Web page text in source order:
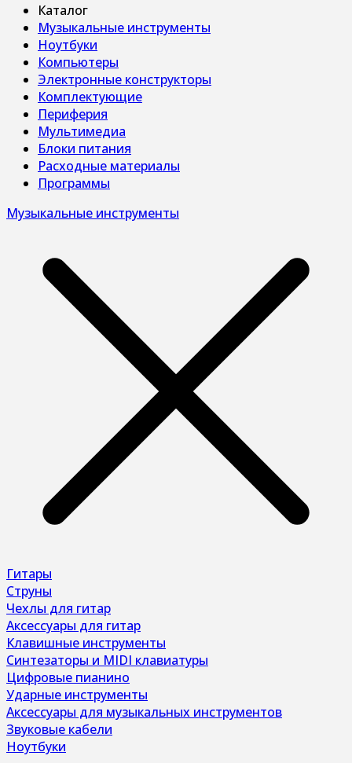
Каталог
Музыкальные инструменты
Ноутбуки
Компьютеры
Электронные конструкторы
Комплектующие
Периферия
Мультимедиа
Блоки питания
Расходные материалы
Программы
Музыкальные инструменты
Гитары
Струны
Чехлы для гитар
Аксессуары для гитар
Клавишные инструменты
Синтезаторы и MIDI клавиатуры
Цифровые пианино
Ударные инструменты
Аксессуары для музыкальных инструментов
Звуковые кабели
Ноутбуки